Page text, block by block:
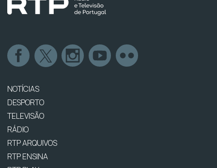
NOTÍCIAS
DESPORTO
TELEVISÃO
RÁDIO
RTP ARQUIVOS
RTP ENSINA